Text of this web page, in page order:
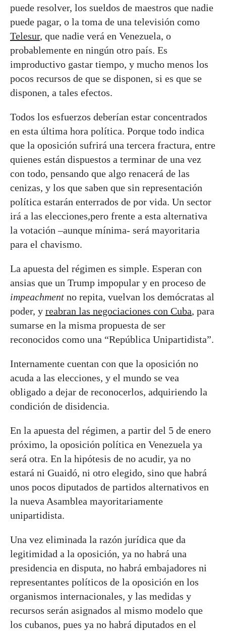
puede resolver, los sueldos de maestros que nadie
puede pagar, o la toma de una televisión como
Telesur, que nadie verá en Venezuela, o
probablemente en ningún otro país. Es
improductivo gastar tiempo, y mucho menos los
pocos recursos de que se disponen, si es que se
disponen, a tales efectos.
Todos los esfuerzos deberían estar concentrados
en esta última hora política. Porque todo indica
que la oposición sufrirá una tercera fractura, entre
quienes están dispuestos a terminar de una vez
con todo, pensando que algo renacerá de las
cenizas, y los que saben que sin representación
política estarán enterrados de por vida. Un sector
irá a las elecciones,pero frente a esta alternativa
la votación –aunque mínima- será mayoritaria
para el chavismo.
La apuesta del régimen es simple. Esperan con
ansias que un Trump impopular y en proceso de
impeachment no repita, vuelvan los demócratas al
poder, y reabran las negociaciones con Cuba, para
sumarse en la misma propuesta de ser
reconocidos como una “República Unipartidista”.
Internamente cuentan con que la oposición no
acuda a las elecciones, y el mundo se vea
obligado a dejar de reconocerlos, adquiriendo la
condición de disidencia.
En la apuesta del régimen, a partir del 5 de enero
próximo, la oposición política en Venezuela ya
será otra. En la hipótesis de no acudir, ya no
estará ni Guaidó, ni otro elegido, sino que habrá
unos pocos diputados de partidos alternativos en
la nueva Asamblea mayoritariamente
unipartidista.
Una vez eliminada la razón jurídica que da
legitimidad a la oposición, ya no habrá una
presidencia en disputa, no habrá embajadores ni
representantes políticos de la oposición en los
organismos internacionales, y las medidas y
recursos serán asignados al mismo modelo que
los cubanos, pues ya no habrá diputados en el